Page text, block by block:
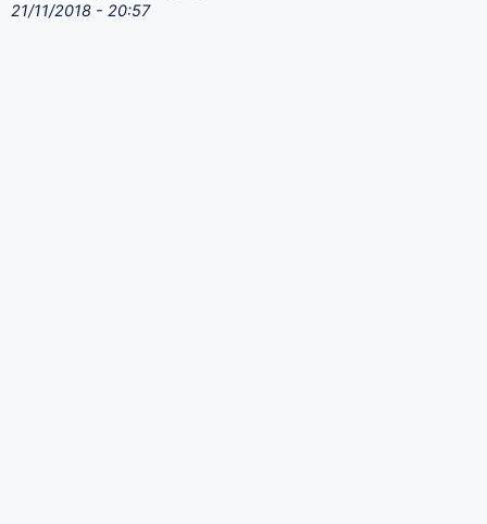
21/11/2018 - 20:57